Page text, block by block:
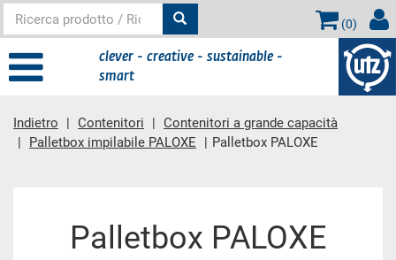
(0)
clever - creative - sustainable -
smart
Indietro Contenitori
Contenitori a grande capacità
Palletbox impilabile PALOXE
Palletbox PALOXE
Palletbox PALOXE